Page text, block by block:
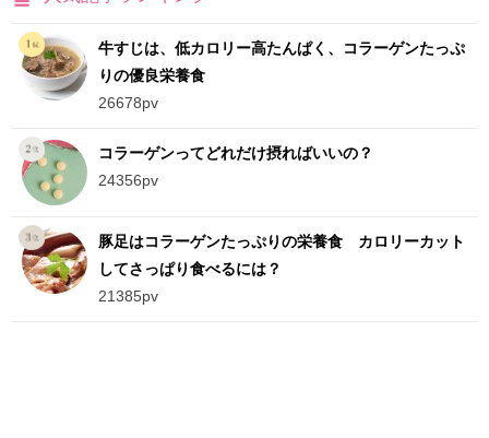
牛すじは、低カロリー高たんぱく、コラーゲンたっぷ
りの優良栄養食
26678pv
コラーゲンってどれだけ摂ればいいの？
24356pv
豚足はコラーゲンたっぷりの栄養食 カロリーカット
してさっぱり食べるには？
21385pv